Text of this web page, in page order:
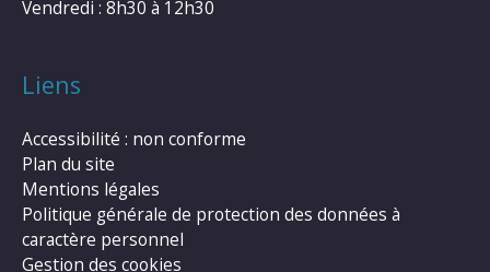
Vendredi : 8h30 à 12h30
Liens
Accessibilité : non conforme
Plan du site
Mentions légales
Politique générale de protection des données à
caractère personnel
Gestion des cookies